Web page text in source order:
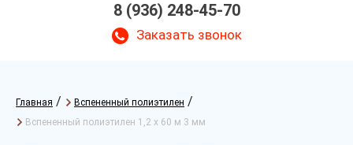
8 (936) 248-45-70
Заказать звонок
Главная / Вспененный полиэтилен /
Вспененный полиэтилен 1,2 х 60 м 3 мм